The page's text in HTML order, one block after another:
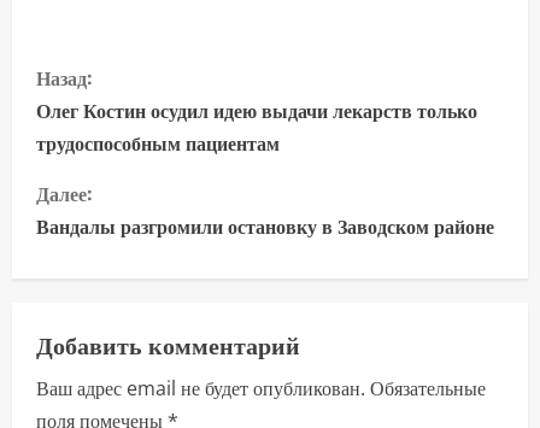
П
р
о
д
о
ж
Назад:
Олег Костин осудил идею выдачи лекарств только
трудоспособным пациентам
Далее:
Вандалы разгромили остановку в Заводском районе
Добавить комментарий
Ваш адрес email не будет опубликован. Обязательные
поля помечены*